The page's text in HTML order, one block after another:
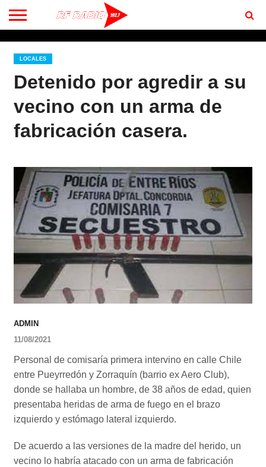
CONTACTO
BIENVENIDOS
A RF 102.7 FM
LOCALES
Detenido por agredir a su
vecino con un arma de
fabricación casera.
ADMIN
11/08/2021
Personal de comisaría primera intervino en calle Chile
entre Pueyrredón y Zorraquín (barrio ex Aero Club),
donde se hallaba un hombre, de 38 años de edad, quien
presentaba heridas de arma de fuego en el brazo
izquierdo y estómago lateral izquierdo.
De acuerdo a las versiones de la madre del herido, un
vecino lo habría atacado con un arma de fabricación